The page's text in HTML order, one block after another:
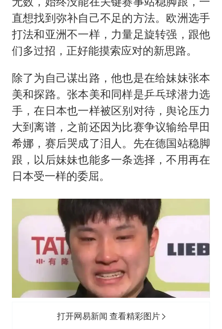
直想找到弥补自己不足的方法。欧洲选手
打法和亚洲不一样，力量足旋转强，跟他
们多过招，正好能摸索应对的新思路。
除了为自己谋出路，他也是在给妹妹张本
美和探路。张本美和同样是乒乓球潜力选
手，在日本也一样被区别对待，舆论压力
大到离谱，之前还因为比赛争议输给早田
希娜，赛后哭成了泪人。先在德国站稳脚
跟，以后妹妹也能多一条选择，不用再在
日本受一样的委屈。
打开网易新闻 查看精彩图片